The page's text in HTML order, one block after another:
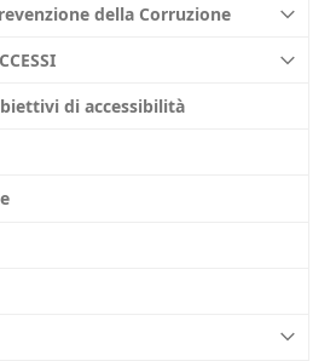
della Corruzione
di accessibilità